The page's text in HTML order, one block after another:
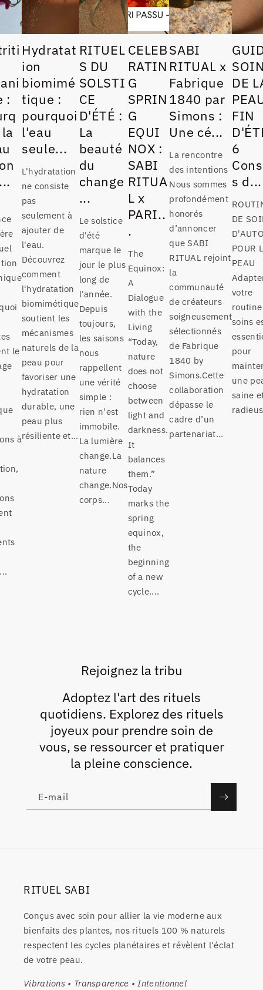
:
le
à
Hydratat
ion
biomimé
tique :
pourquoi
l'eau
seule...
L'hydratation
ne consiste
pas
seulement à
ajouter de
l'eau.
Découvrez
comment
l'hydratation
biomimétique
soutient les
mécanismes
naturels de la
peau pour
favoriser une
hydratation
durable, une
peau plus
résiliente et...
RITUEL
S DU
SOLSTI
CE
D'ÉTÉ :
La
beauté
du
change
...
Le solstice
d'été
marque le
jour le plus
long de
l'année.
Depuis
toujours,
les saisons
nous
rappellent
une vérité
simple :
rien n'est
immobile.
La lumière
change.La
nature
change.Nos
corps...
CELEB
RATIN
G
SPRIN
G
EQUI
NOX :
SABI
RITUA
L x
PARI..
.
The
Equinox:
A
Dialogue
with the
Living
“Today,
nature
does not
choose
between
light and
darkness.
It
balances
them.”
Today
marks the
spring
equinox,
the
beginning
of a new
cycle....
SABI
RITUAL x
Fabrique
1840 par
Simons :
Une cé...
La rencontre
des intentions
Nous sommes
profondément
honorés
d’annoncer
que SABI
RITUAL rejoint
la
communauté
de créateurs
soigneusement
sélectionnés
de Fabrique
1840 by
Simons.Cette
collaboration
dépasse le
cadre d’un
partenariat...
DE
FIN
6
s d...
DE
POUR
PEAU
votre
soins
pour
une
saine
Rejoignez la tribu
Adoptez l'art des rituels
quotidiens. Explorez des rituels
joyeux pour prendre soin de
vous, se ressourcer et pratiquer
la pleine conscience.
E-mail
RITUEL SABI
Conçus avec soin pour allier la vie moderne aux
bienfaits des plantes, nos rituels 100 % naturels
respectent les cycles planétaires et révèlent l'éclat
de votre peau.
Vibrations • Transparence • Intentionnel